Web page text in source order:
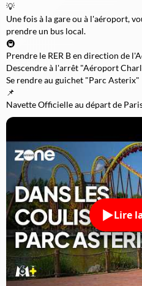
💡
Une fois à la gare ou à l'aéroport,
prendre un bus local.
🚇
Prendre le RER B en direction de
Descendre à l'arrêt "Aéroport
Se rendre au guichet "Parc Asterix"
📌
Navette Officielle au départ de
Lire